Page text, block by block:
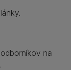
na